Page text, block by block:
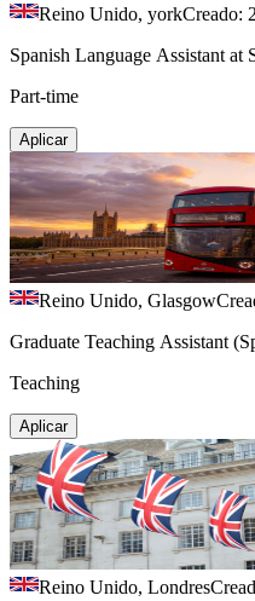
Reino Unido, yorkCreado:
Spanish Language Assistant at
Part-time
Aplicar
Reino Unido, Glasgow
Graduate Teaching Assistant
Teaching
Aplicar
Reino Unido, Londres